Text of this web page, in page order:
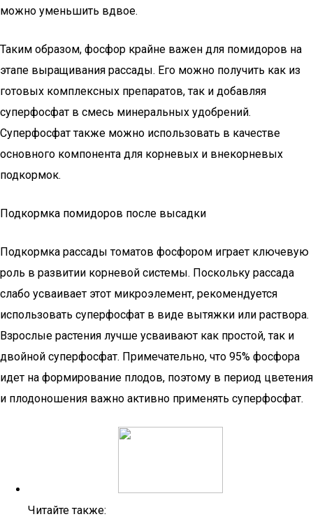
можно уменьшить вдвое.
Таким образом, фосфор крайне важен для помидоров на
этапе выращивания рассады. Его можно получить как из
готовых комплексных препаратов, так и добавляя
суперфосфат в смесь минеральных удобрений.
Суперфосфат также можно использовать в качестве
основного компонента для корневых и внекорневых
подкормок.
Подкормка помидоров после высадки
Подкормка рассады томатов фосфором играет ключевую
роль в развитии корневой системы. Поскольку рассада
слабо усваивает этот микроэлемент, рекомендуется
использовать суперфосфат в виде вытяжки или раствора.
Взрослые растения лучше усваивают как простой, так и
двойной суперфосфат. Примечательно, что 95% фосфора
идет на формирование плодов, поэтому в период цветения
и плодоношения важно активно применять суперфосфат.
Читайте также: